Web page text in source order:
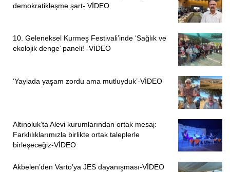
demokratikleşme şart- VİDEO
10. Geleneksel Kurmeş Festivali’inde ‘Sağlık ve
ekolojik denge’ paneli! -VİDEO
‘Yaylada yaşam zordu ama mutluyduk’-VİDEO
Altınoluk’ta Alevi kurumlarından ortak mesaj:
Farklılıklarımızla birlikte ortak taleplerle
birleşeceğiz-VİDEO
Akbelen’den Varto’ya JES dayanışması-VİDEO